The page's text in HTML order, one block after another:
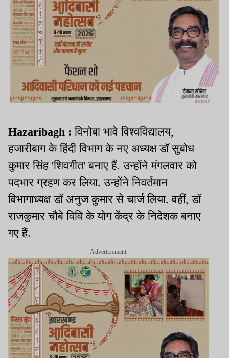
Hazaribagh :विनोबा भावे विश्वविद्यालय,
हजारीबाग के हिंदी विभाग के नए अध्यक्ष डॉ सुबोध
कुमार सिंह 'शिवगीत' बनाए हैं. उन्होंने मंगलवार को
पदभार ग्रहण कर लिया. उन्होंने निवर्तमान
विभागाध्यक्ष डॉ अनुज कुमार से चार्ज लिया. वहीं, डॉ
राजकुमार चौबे विवि के योग केंद्र के निदेशक बनाए
गए हैं.
Advertisement